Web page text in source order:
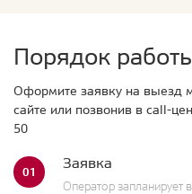
Порядок
Оформите заявку на выезд
сайте или позвонив в call-
50
01 Заявка
Оператор запланирует